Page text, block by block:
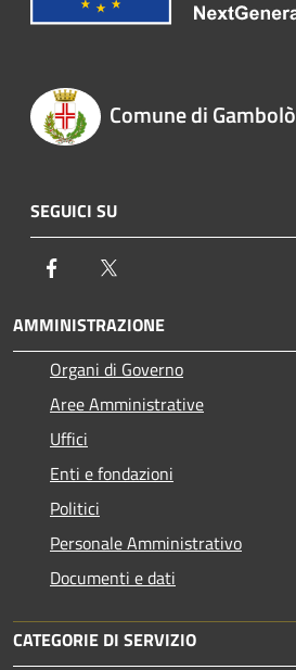
Comune di Gambolò
SEGUICI SU
Facebook
AMMINISTRAZIONE
Organi di Governo
Aree Amministrative
Uffici
Enti e fondazioni
Politici
Personale Amministrativo
Documenti e dati
CATEGORIE DI SERVIZIO